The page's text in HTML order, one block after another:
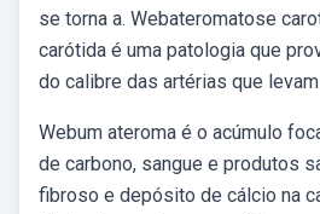
se torna a. Webateromatose
carótida é uma patologia que
do calibre das artérias que
Webum ateroma é o acúmulo
de carbono, sangue e produtos
fibroso e depósito de cálcio na